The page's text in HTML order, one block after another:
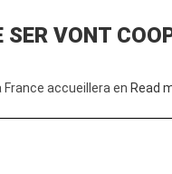
SER VONT
France accueillera en Read